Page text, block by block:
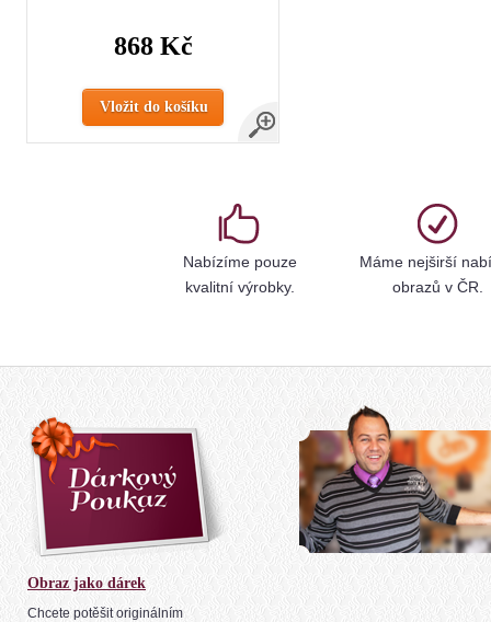
868 Kč
Vložit do košíku
Nabízíme pouze
kvalitní výrobky.
Máme nejširší
obrazů v ČR.
Obraz jako dárek
Chcete potěšit originálním